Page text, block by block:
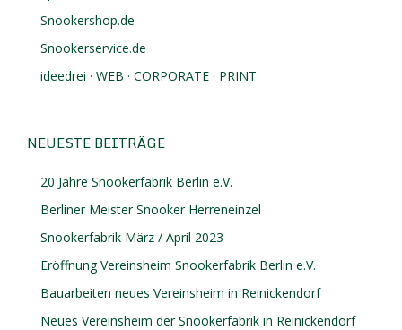
Snookershop.de
Snookerservice.de
ideedrei · WEB · CORPORATE · PRINT
NEUESTE BEITRÄGE
20 Jahre Snookerfabrik Berlin e.V.
Berliner Meister Snooker Herreneinzel
Snookerfabrik März / April 2023
Eröffnung Vereinsheim Snookerfabrik Berlin e.V.
Bauarbeiten neues Vereinsheim in Reinickendorf
Neues Vereinsheim der Snookerfabrik in Reinickendorf